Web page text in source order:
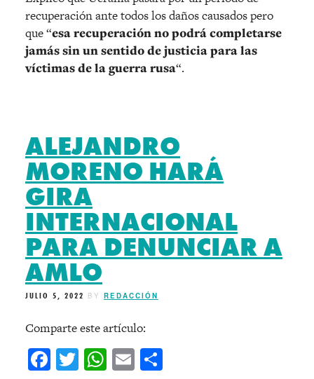
recuperación ante todos los daños causados pero
que “esa recuperación no podrá completarse
jamás sin un sentido de justicia para las
víctimas de la guerra rusa“.
ALEJANDRO
MORENO HARÁ
GIRA
INTERNACIONAL
PARA DENUNCIAR A
AMLO
JULIO 5, 2022 BY REDACCIÓN
Comparte este artículo:
Facebook
Twitter
WhatsApp
Email